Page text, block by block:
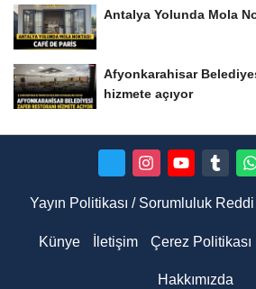
Antalya Yolunda Mola
Afyonkarahisar
hizmete açıyor
Yayın Politikası / Sorumluluk Reddi
Künye İletişim Çerez Politikası
Hakkımızda